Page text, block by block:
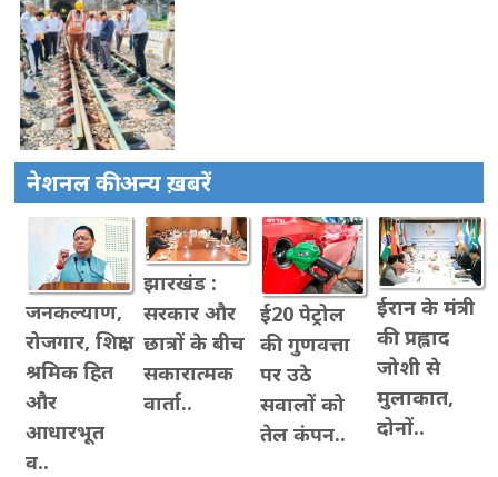
नेशनल की अन्य ख़बरें
जनकल्याण,
रोजगार, शिक्षा,
श्रमिक हित
और
आधारभूत
व..
झारखंड :
सरकार और
छात्रों के बीच
सकारात्मक
वार्ता..
ई20 पेट्रोल
की गुणवत्ता
पर उठे
सवालों को
तेल कंपन..
ईरान के मंत्री
की प्रह्लाद
जोशी से
मुलाकात,
दोनों..